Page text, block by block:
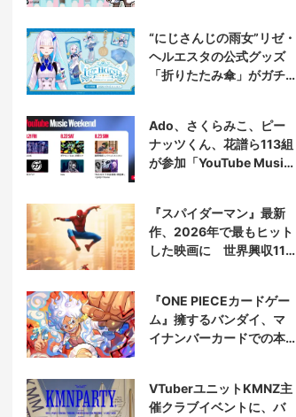
“にじさんじの雨女”リゼ・
ヘルエスタの公式グッズ
「折りたたみ傘」がガチ
Ado、さくらみこ、ピー
ナッツくん、花譜ら113組
が参加「YouTube Music
『スパイダーマン』最新
作、2026年で最もヒット
した映画に 世界興収11
『ONE PIECEカードゲー
ム』擁するバンダイ、マ
イナンバーカードでの本
VTuberユニットKMNZ主
催クラブイベントに、バ